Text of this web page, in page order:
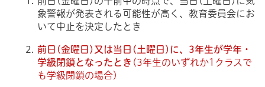
象警報が発表される可能性が高く、教育委員会にお
いて中止を決定したとき
前日(金曜日)又は当日(土曜日)に、3年生が学年・
学級閉鎖となったとき (3年生のいずれか1クラスで
も学級閉鎖の場合)